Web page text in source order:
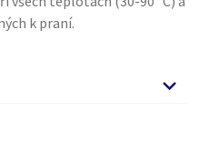
k praní.